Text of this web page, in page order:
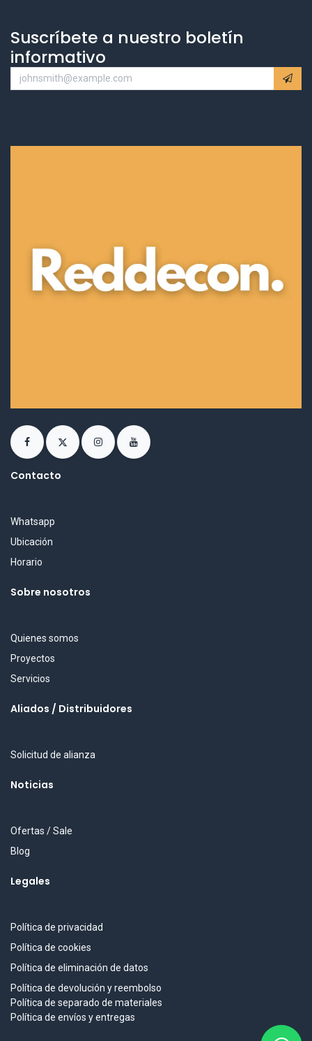
Suscríbete a nuestro boletín
informativo
Contacto
Whatsapp
Ubicación
Horario
Sobre nosotros
Quienes somos
Proyectos
Servicios
Aliados / Distribuidores
Solicitud de alianza
Noticias
Ofertas / Sale
Blog
Legales
Política de privacidad
Política de cookies
Política de eliminación de datos
Política de devolución y reembolso
Política de separado de materiales
Política de envíos y entregas